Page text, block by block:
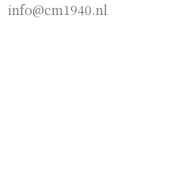
info@cm1940.nl